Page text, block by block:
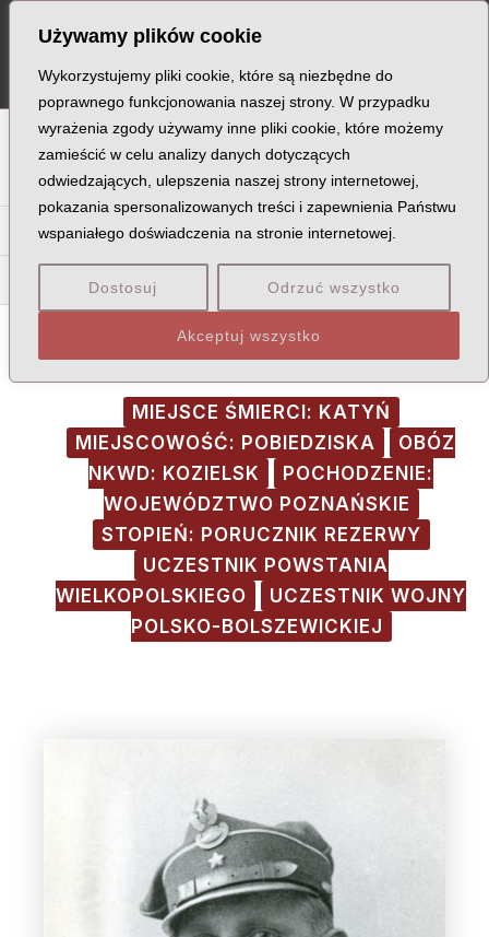
Używamy plików cookie
Wykorzystujemy pliki cookie, które są niezbędne do
poprawnego funkcjonowania naszej strony. W przypadku
wyrażenia zgody używamy inne pliki cookie, które możemy
zamieścić w celu analizy danych dotyczących
odwiedzających, ulepszenia naszej strony internetowej,
pokazania spersonalizowanych treści i zapewnienia Państwu
wspaniałego doświadczenia na stronie internetowej.
Dostosuj Odrzuć wszystko
Akceptuj wszystko
content
B C D E F G H I J K L Ł M
O P Q R S T U V W X Z
Wa Wd We Wi Wl Wo Wr Wu
Wic Wid Win Wis
MIEJSCE ŚMIERCI: KATYŃ
MIEJSCOWOŚĆ: POBIEDZISKA
OBÓZ
NKWD: KOZIELSK
POCHODZENIE:
WOJEWÓDZTWO POZNAŃSKIE
STOPIEŃ: PORUCZNIK REZERWY
UCZESTNIK POWSTANIA
WIELKOPOLSKIEGO
UCZESTNIK WOJNY
POLSKO-BOLSZEWICKIEJ
navigation